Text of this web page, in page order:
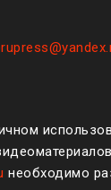
необходимо